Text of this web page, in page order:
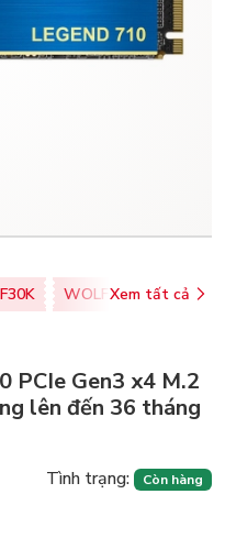
WOLF50KXem tất cả
PCIe Gen3 x4 M.2
lên đến 36 tháng
Tình trạng: Còn hàng